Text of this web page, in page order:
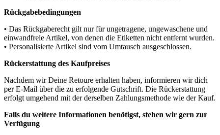
Rückgabebedingungen
• Das Rückgaberecht gilt nur für ungetragene, ungewaschene und
einwandfreie Artikel, von denen die Etiketten nicht entfernt wurden.
• Personalisierte Artikel sind vom Umtausch ausgeschlossen.
Rückerstattung des Kaufpreises
Nachdem wir Deine Retoure erhalten haben, informieren wir dich
per E-Mail über die zu erfolgende Gutschrift. Die Rückerstattung
erfolgt umgehend mit der derselben Zahlungsmethode wie der Kauf.
Falls du weitere Informationen benötigst, stehen wir gern zur
Verfügung